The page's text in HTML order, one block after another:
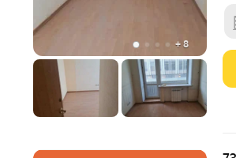
+ 8